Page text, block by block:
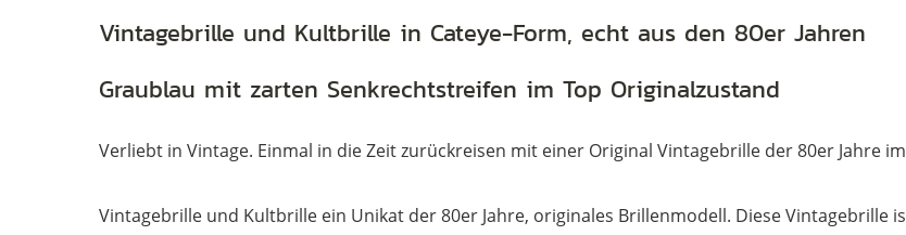
Vintagebrille und Kultbrille in Cateye-Form, echt aus den 80er Jahren
Graublau mit zarten Senkrechtstreifen im Top Originalzustand
Verliebt in Vintage. Einmal in die Zeit zurückreisen mit einer Original Vintagebrille der 80er Jahre
Vintagebrille und Kultbrille ein Unikat der 80er Jahre, originales Brillenmodell. Diese Vintagebrille